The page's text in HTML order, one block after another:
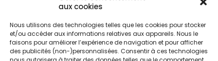
aux cookies
Nous utilisons des technologies telles que les cookies pour stocker
et/ou accéder aux informations relatives aux appareils. Nous le
faisons pour améliorer l’expérience de navigation et pour afficher
des publicités (non-)personnalisées. Consentir à ces technologies
Nous rejoindre